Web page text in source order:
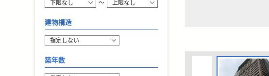
〜
建物構造
築年数